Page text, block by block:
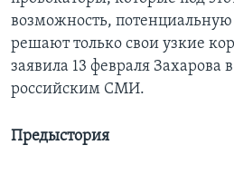
возможность,
решают только свои узкие
заявила 13 февраля Захарова
российским СМИ.
Предыстория